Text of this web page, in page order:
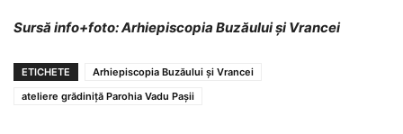
Sursă info+foto: Arhiepiscopia Buzăului și Vrancei
ETICHETE
Arhiepiscopia Buzăului și Vrancei
ateliere grădiniță Parohia Vadu Pașii